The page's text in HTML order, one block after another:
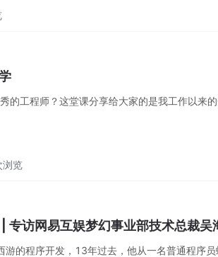
的工程师？这堂课分享给大家的是我工作以来的
浏览
专访网易互娱梦幻事业部技术总裁吴
的程序开发，13年过去，他从一名普通程序员